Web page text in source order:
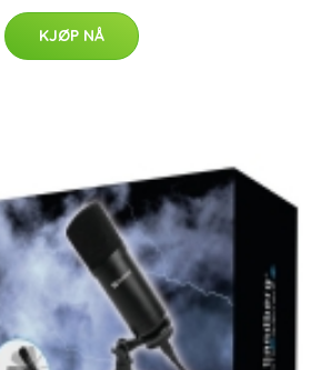
KJØP NÅ